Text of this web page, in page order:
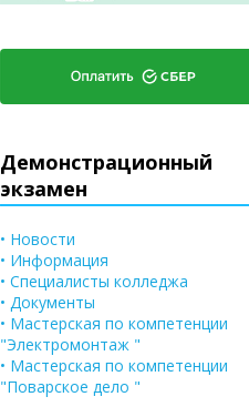
Демонстрационный
экзамен
• Новости
• Информация
• Специалисты колледжа
• Документы
• Мастерская по компетенции
"Электромонтаж "
• Мастерская по компетенции
"Поварское дело "